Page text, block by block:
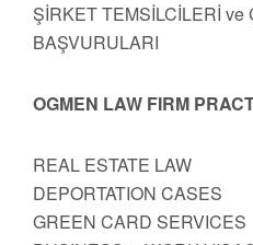
ŞİRKET TEMSİLCİLERİ ve
BAŞVURULARI
OGMEN LAW FIRM
REAL ESTATE LAW
DEPORTATION CASES
GREEN CARD SERVICES